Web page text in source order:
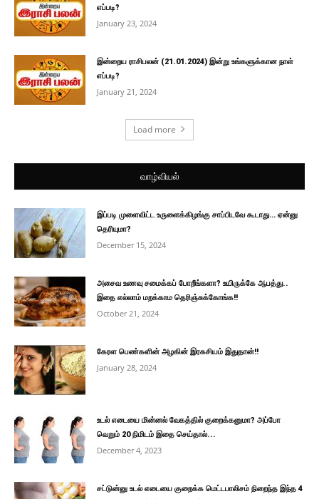
எப்படி?
January 23, 2024
இன்றைய ராசிபலன் (21.01.2024) இன்று உங்களுக்கான நாள்
எப்படி?
January 21, 2024
Load more
வாழ்வியல்
இப்படி முளைவிட்ட உருளைக்கிழங்கு சாப்பிடவே கூடாது… ஏன்னு
தெரியுமா?
December 15, 2024
அசைவ உணவு சமைக்கப் போறீங்களா? உயிருக்கே ஆபத்து..
இதை எல்லாம் மறக்காம தெரிஞ்சுக்கோங்க!!
October 21, 2024
கேரள பெண்களின் அழகின் இரகசியம் இதுதான்!!
January 28, 2024
உடல் எடையை மின்னல் வேகத்தில் குறைக்கனுமா? அப்போ
வெறும் 20 நிமிடம் இதை செய்தால்...
December 4, 2023
சட்டுன்னு உடல் எடையை குறைக்க மெட்டபாலிசம் நிறைந்த இந்த 4